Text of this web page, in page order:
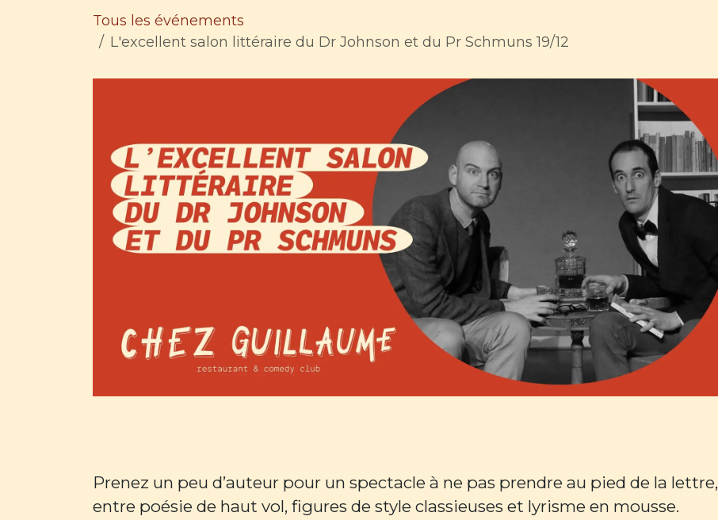
Tous les événements
L'excellent salon littéraire du Dr Johnson et du Pr Schmuns 19/12
Prenez un peu d’auteur pour un spectacle à ne pas prendre au pied de la lettre,
entre poésie de haut vol, figures de style classieuses et lyrisme en mousse.